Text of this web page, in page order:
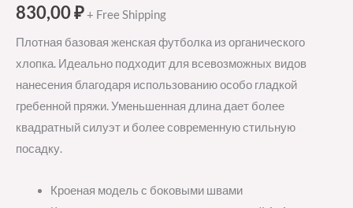
830,00₽+ Free Shipping
Плотная базовая женская футболка из органического
хлопка. Идеально подходит для всевозможных видов
нанесения благодаря использованию особо гладкой
гребенной пряжи. Уменьшенная длина дает более
квадратный силуэт и более современную стильную
посадку.
Кроеная модель с боковыми швами